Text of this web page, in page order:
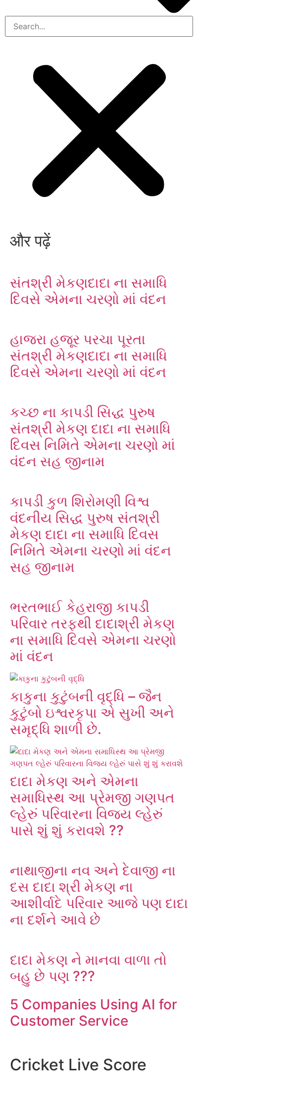
और पढ़ें
સંતશ્રી મેકણદાદા ના સમાધિ
દિવસે એમના ચરણો માં વંદન
હાજરા હજૂર પરચા પૂરતા
સંતશ્રી મેકણદાદા ના સમાધિ
દિવસે એમના ચરણો માં વંદન
કચ્છ ના કાપડી સિદ્ધ પુરુષ
સંતશ્રી મેકણ દાદા ના સમાધિ
દિવસ નિમિતે એમના ચરણો માં
વંદન સહ જીનામ
કાપડી કુળ શિરોમણી વિશ્વ
વંદનીય સિદ્ધ પુરુષ સંતશ્રી
મેકણ દાદા ના સમાધિ દિવસ
નિમિતે એમના ચરણો માં વંદન
સહ જીનામ
ભરતભાઈ કેહરાજી કાપડી
પરિવાર તરફથી દાદાશ્રી મેકણ
ના સમાધિ દિવસે એમના ચરણો
માં વંદન
કાકુના કુટુંબની વૃદ્ધિ – જૈન
કુટુંબો ઇશ્વરકૃપા એ સુખી અને
સમૃદ્ધિ શાળી છે.
દાદા મેકણ અને એમના
સમાધિસ્થ આ પ્રેમજી ગણપત
લ્હેરું પરિવારના વિજય લ્હેરું
પાસે શું શું કરાવશે ??
નાથાજીના નવ અને દેવાજી ના
દસ દાદા શ્રી મેકણ ના
આશીર્વાદે પરિવાર આજે પણ દાદા
ના દર્શને આવે છે
દાદા મેકણ ને માનવા વાળા તો
બહુ છે પણ ???
5 Companies Using AI for
Customer Service
Cricket Live Score